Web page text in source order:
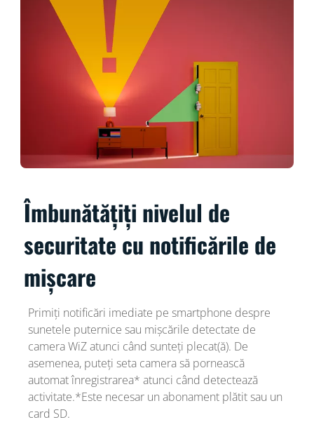
Îmbunătățiți nivelul de
securitate cu notificările de
mișcare
Primiți notificări imediate pe smartphone despre
sunetele puternice sau mișcările detectate de
camera WiZ atunci când sunteți plecat(ă). De
asemenea, puteți seta camera să pornească
automat înregistrarea* atunci când detectează
activitate.*Este necesar un abonament plătit sau un
card SD.